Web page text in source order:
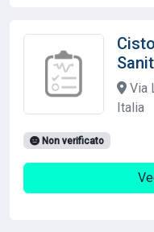
Via
Italia
Non verificato